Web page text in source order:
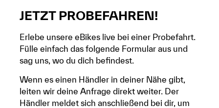
JETZT PROBEFAHREN!
Erlebe unsere eBikes live bei einer Probefahrt.
Fülle einfach das folgende Formular aus und
sag uns, wo du dich befindest.
Wenn es einen Händler in deiner Nähe gibt,
leiten wir deine Anfrage direkt weiter. Der
Händler meldet sich anschließend bei dir, um